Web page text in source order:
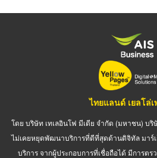
ไทยแลนด์ เยลโล่เ
โดย บริษัท เทเลอินโฟ มีเดีย จำกัด (มหาชน) บริ
ไม่เคยหยุดพัฒนาบริการที่ดีที่สุดด้านดิจิทัล มาร์
บริการ จากผู้ประกอบการที่เชื่อถือได้ มีการต